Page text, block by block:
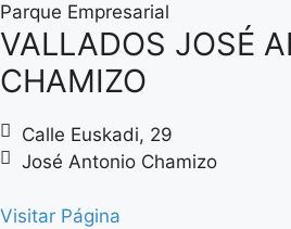
Parque Empresarial
VALLADOS JOSÉ
CHAMIZO
Calle Euskadi, 29
José Antonio Chamizo
Visitar Página